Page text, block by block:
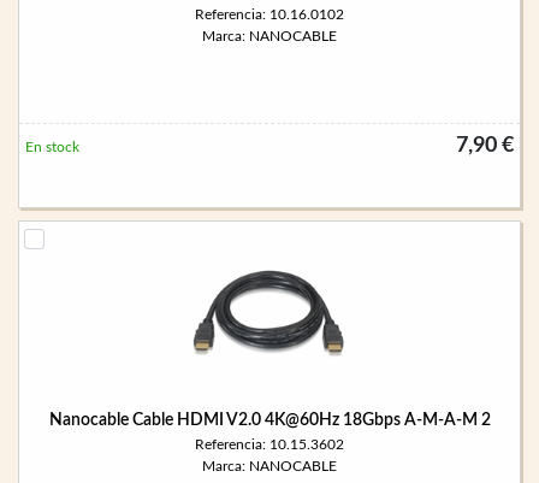
Referencia: 10.16.0102
Marca: NANOCABLE
7,90 €
En stock
Nanocable Cable HDMI V2.0 4K@60Hz 18Gbps A-M-A-M 2
Referencia: 10.15.3602
Marca: NANOCABLE